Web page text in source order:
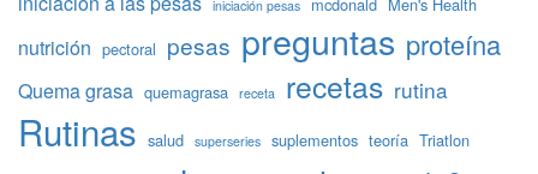
iniciación pesas
nutrición pectoral pesas preguntas proteína
Quema grasa quemagrasa receta recetas rutina
Rutinas salud superseries suplementos teoría Triatlon